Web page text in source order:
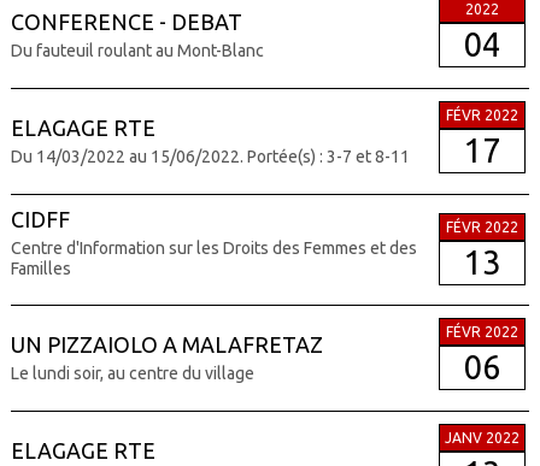
CONFERENCE - DEBAT
Du fauteuil roulant au Mont-Blanc
2022
04
ELAGAGE RTE
Du 14/03/2022 au 15/06/2022. Portée(s) : 3-7 et 8-11
FÉVR 2022
17
CIDFF
Centre d'Information sur les Droits des Femmes et des
Familles
FÉVR 2022
13
UN PIZZAIOLO A MALAFRETAZ
Le lundi soir, au centre du village
FÉVR 2022
06
ELAGAGE RTE
JANV 2022